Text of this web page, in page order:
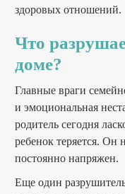
здоровых отношений.
Что
доме?
Главные враги
и эмоциональная
родитель сегодня
ребенок теряется. Он
постоянно напряжен.
Еще один